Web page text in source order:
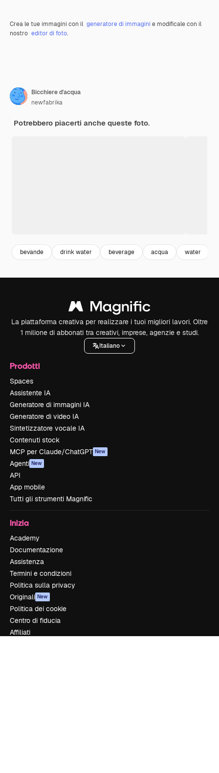
Crea le tue immagini con il generatore di immagini e modificale con il
nostro editor di foto.
Bicchiere d'acqua
newfabrika
Potrebbero piacerti anche queste foto.
bevande drink water beverage acqua water
La piattaforma creativa per realizzare i tuoi migliori lavori. Oltre
1 milione di abbonati tra creativi, imprese, agenzie e studi.
Italiano
Prodotti
Spaces
Assistente IA
Generatore di immagini IA
Generatore di video IA
Sintetizzatore vocale IA
Contenuti stock
MCP per Claude/ChatGPT New
Agenti New
API
App mobile
Tutti gli strumenti Magnific
Inizia
Academy
Documentazione
Assistenza
Termini e condizioni
Politica sulla privacy
Originali New
Politica dei cookie
Centro di fiducia
Affiliati